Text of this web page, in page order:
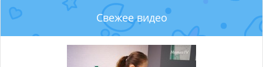
Свежее видео